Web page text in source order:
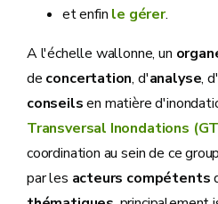
et enfin le gérer.
A l'échelle wallonne, un
de concertation, d'analyse, d'
conseilsen matière
Transversal Inondations
coordination au sein de ce
par les acteurs compétents